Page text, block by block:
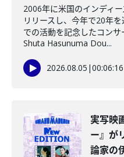
2006年に米国のインディ
リリースし、今年で20年
での活動を記念したコン
Shuta Hasunuma Dou...
2026.08.05 |00:06:16
実写映
ー』が
論家の